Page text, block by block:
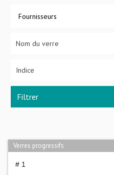
Fournisseurs
Filtrer
Verres progressifs
# 1